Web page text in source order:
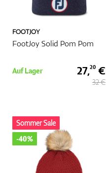
FOOTJOY
FootJoy Solid Pom Pom
Auf Lager 27,20 €
32 €
Sommer Sale
-40%